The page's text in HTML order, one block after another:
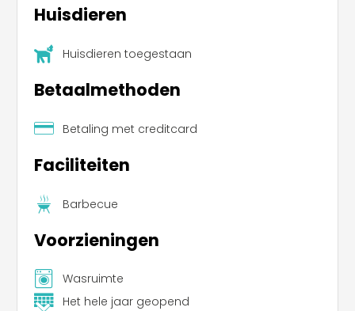
Huisdieren
Huisdieren toegestaan
Betaalmethoden
Betaling met creditcard
Faciliteiten
Barbecue
Voorzieningen
Wasruimte
Het hele jaar geopend